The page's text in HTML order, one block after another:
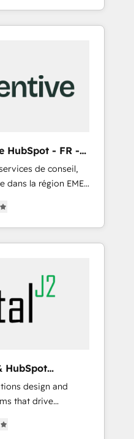
and a 3×
- Improve lead
the ins-and-outs
conversions!
1% of 6,500+
2023 HubSpot
scale and close
HubSpot (the right
admin Contact
HubSpot - FR -
de conseil,
dans la région EMEA
de 115 experts en
Revops, CRM
and an
EMEA - USA
HubSpot
design and
that drive
Partner, we